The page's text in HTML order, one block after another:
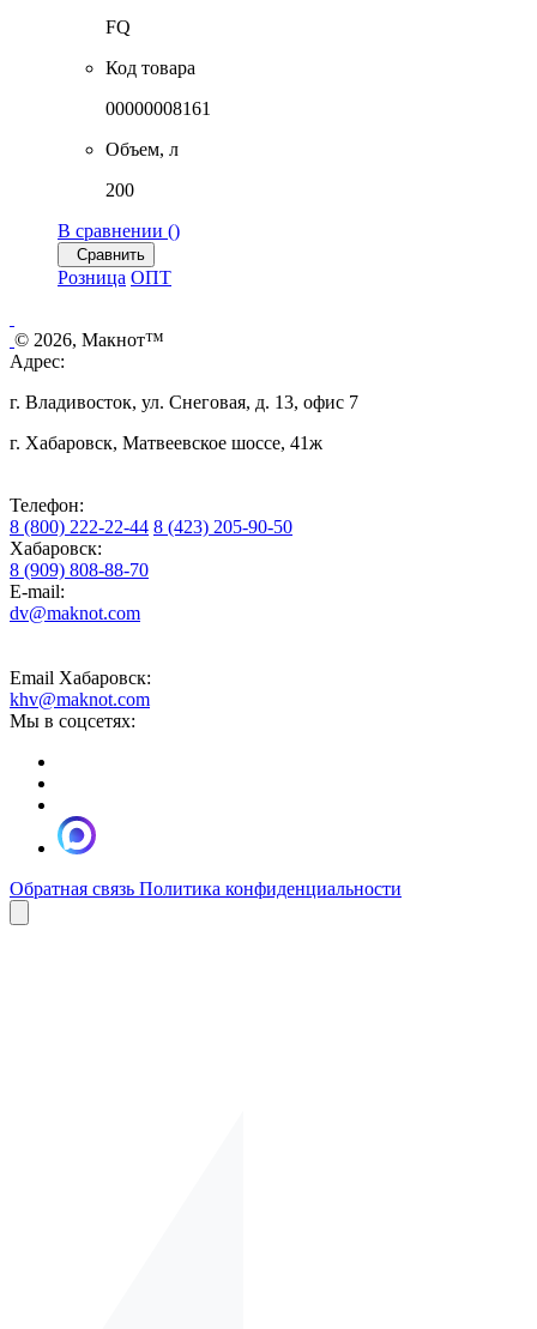
FQ
Код товара
00000008161
Объем, л
200
В сравнении ()
Сравнить
Розница ОПТ
© 2026, Макнот™
Адрес:
г. Владивосток, ул. Снеговая, д. 13, офис 7
г. Хабаровск, Матвеевское шоссе, 41ж
Телефон:
8 (800) 222-22-44 8 (423) 205-90-50
Хабаровск:
8 (909) 808-88-70
E-mail:
dv@maknot.com
Email Хабаровск:
khv@maknot.com
Мы в соцсетях:
Обратная связь Политика конфиденциальности